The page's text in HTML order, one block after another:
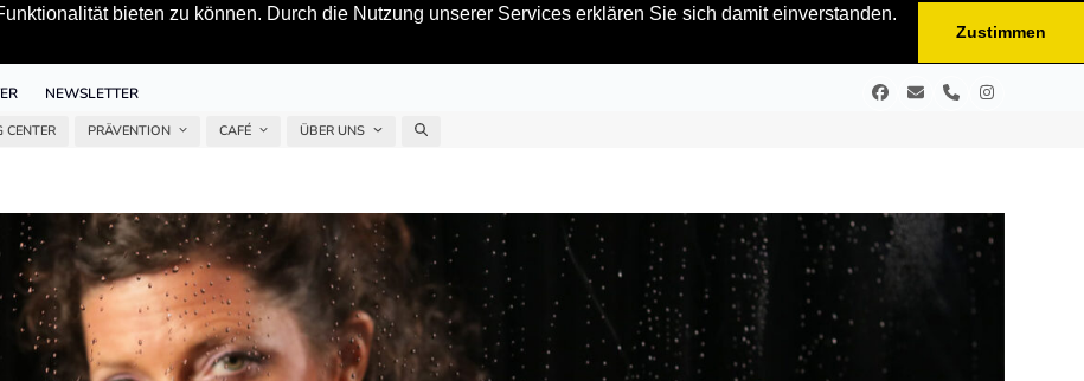
bieten zu können. Durch die Nutzung unserer Services erklären Sie sich damit einverstanden.
Zustimmen
NEWSLETTER Facebook
E- TelefonInstagram
CENTER PRÄVENTION CAFÉ ÜBER UNS